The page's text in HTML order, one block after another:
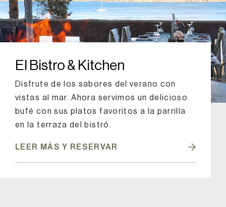
El Bistro & Kitchen
Disfrute de los sabores del verano con
vistas al mar. Ahora servimos un delicioso
bufé con sus platos favoritos a la parrilla
en la terraza del bistró.
LEER MÁS Y RESERVAR